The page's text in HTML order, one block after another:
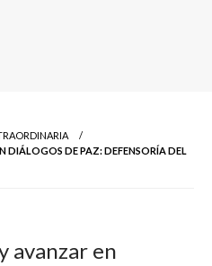
DIÁLOGOS DE PAZ: DEFENSORÍA DEL
avanzar en